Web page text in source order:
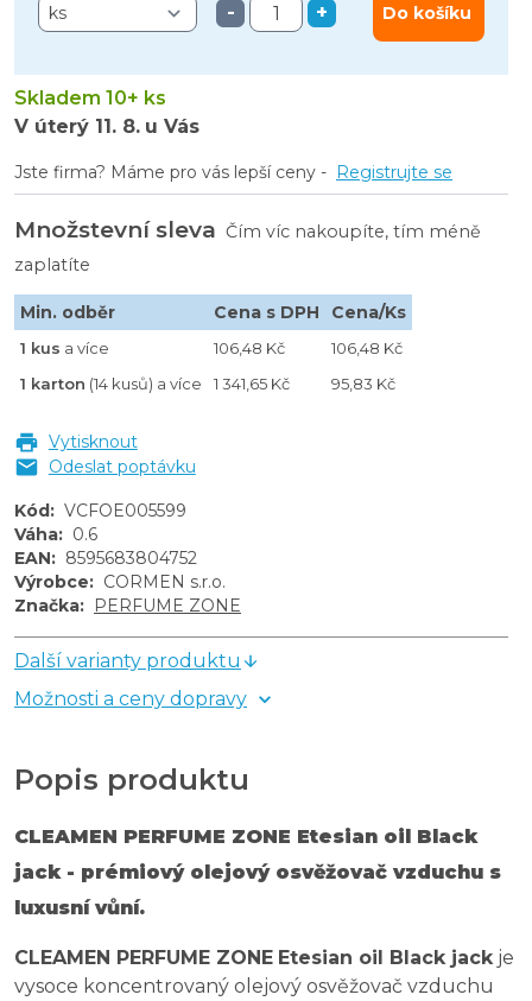
- + Do košíku
Skladem 10+ ks
V úterý 11. 8. u Vás
Jste firma? Máme pro vás lepší ceny - Registrujte se
Množstevní sleva Čím víc nakoupíte, tím méně
zaplatíte
Min. odběr Cena s DPH Cena/Ks
1 kus a více 106,48 Kč
106,48 Kč
1 karton (14 kusů) a více 1 341,65 Kč 95,83 Kč
Vytisknout
Odeslat poptávku
Kód: VCFOE005599
Váha: 0.6
EAN: 8595683804752
Výrobce: CORMEN s.r.o.
Značka: PERFUME ZONE
Další varianty produktu
Možnosti a ceny dopravy
Popis produktu
CLEAMEN PERFUME ZONE Etesian oil Black
jack - prémiový olejový osvěžovač vzduchu s
luxusní vůní.
CLEAMEN PERFUME ZONE Etesian oil Black jack je
vysoce koncentrovaný olejový osvěžovač vzduchu